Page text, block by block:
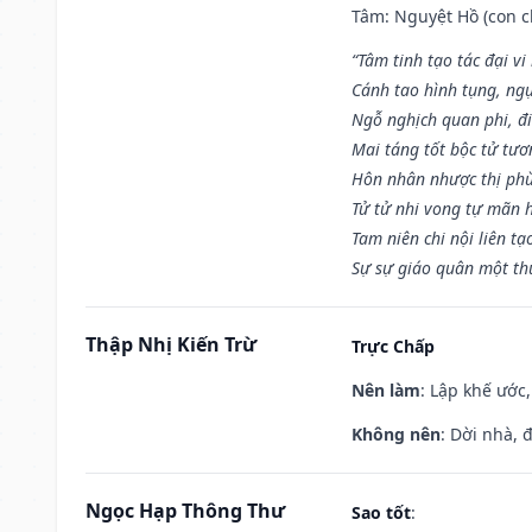
Tâm: Nguyệt Hồ (con
“Tâm tinh tạo tác đại vi
Cánh tao hình tụng,
Ngỗ nghịch quan phi,
Mai táng tốt bộc tử
Hôn nhân nhược thị
Tử tử nhi vong tự mãn
Tam niên chi nội liên
Sự sự giáo quân một
Thập Nhị Kiến Trừ
Trực Chấp
Nên làm: Lập khế
Không nên: Dời nhà,
Ngọc Hạp Thông Thư Sao tốt: